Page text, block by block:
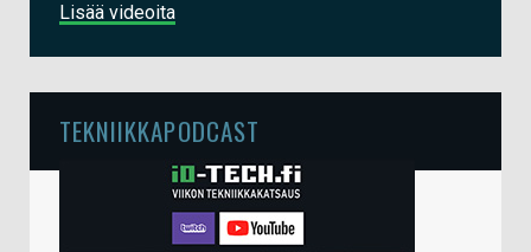
Lisää videoita
TEKNIIKKAPODCAST